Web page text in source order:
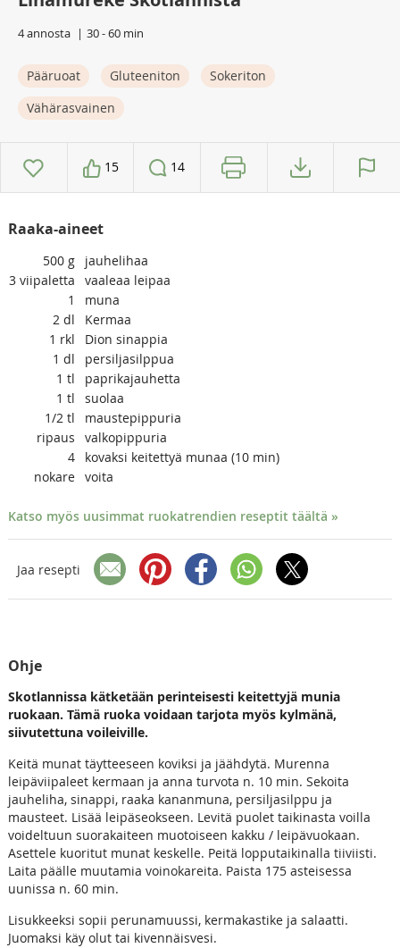
4 annosta 30 - 60 min
Pääruoat Gluteeniton
Sokeriton
Vähärasvainen
15 14
Raaka-aineet
500 g
jauhelihaa
3 viipaletta
vaaleaa leipaa
1
muna
2 dl
Kermaa
1 rkl
Dion sinappia
1 dl
persiljasilppua
1 tl
paprikajauhetta
1 tl
suolaa
1/2 tl
maustepippuria
ripaus
valkopippuria
4
kovaksi keitettyä munaa (10 min)
nokare voita
Katso myös uusimmat ruokatrendien reseptit täältä »
Jaa resepti
Ohje
Skotlannissa kätketään perinteisesti keitettyjä munia
ruokaan. Tämä ruoka voidaan tarjota myös kylmänä,
siivutettuna voileiville.
Keitä munat täytteeseen koviksi ja jäähdytä. Murenna
leipäviipaleet kermaan ja anna turvota n. 10 min. Sekoita
jauheliha, sinappi, raaka kananmuna, persiljasilppu ja
mausteet. Lisää leipäseokseen. Levitä puolet taikinasta voilla
voideltuun suorakaiteen muotoiseen kakku / leipävuokaan.
Asettele kuoritut munat keskelle. Peitä lopputaikinalla tiiviisti.
Laita päälle muutamia voinokareita. Paista 175 asteisessa
uunissa n. 60 min.
Lisukkeeksi sopii perunamuussi, kermakastike ja salaatti.
Juomaksi käy olut tai kivennäisvesi.